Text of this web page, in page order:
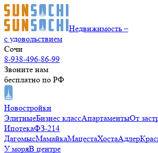
Недвижимость –
с удовольствием
Сочи
8-938-496-86-99
Звоните нам
бесплатно по РФ
Новостройки
ЭлитныеБизнес классАпартаментыОт
ИпотекаФЗ-214
ДагомысМамайкаМацестаХостаАдлер
У моряВ центре